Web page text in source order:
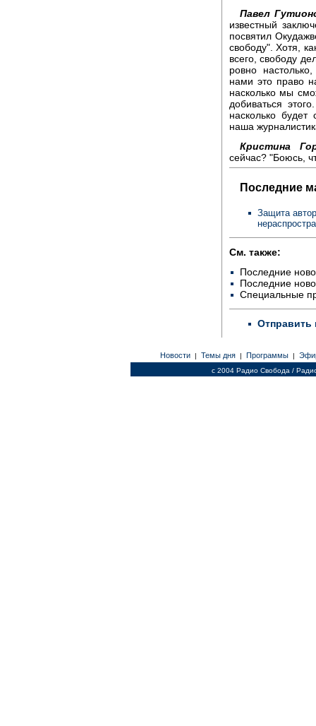
Павел
известный
посвятил
свободу". Хотя,
всего, свободу
ровно
нами это право
насколько мы
добиваться
насколько
наша
Кристина
сейчас? "Боюсь,
Последние
Защита
См. также:
Последние
Последние
Специальные
Отправить
Новости | Темы дня | Программы |
c 2004 Радио Свобода /